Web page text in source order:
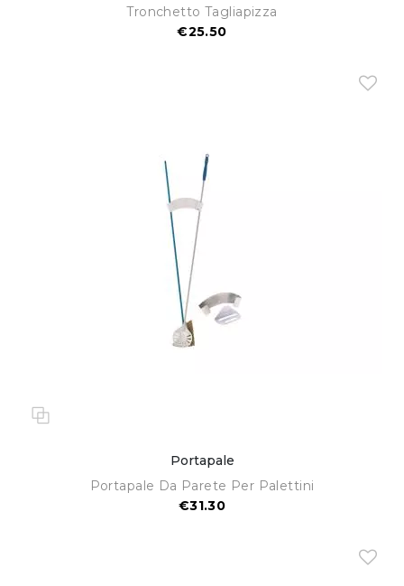
Tronchetto Tagliapizza
€25.50
Portapale
Portapale Da Parete Per Palettini
€31.30